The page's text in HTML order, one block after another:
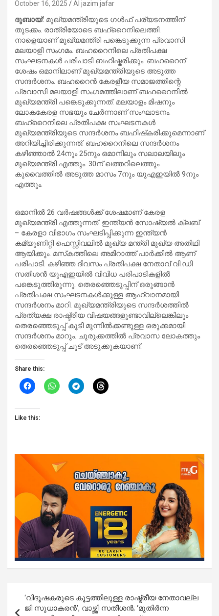
October 16, 2025 Al jazim jafar
ദുബായ്: മുഖ്യമന്ത്രിയുടെ ഗള്‍ഫ് പര്യടനത്തിന്
തുടക്കം. രാത്രിയോടെ ബഹ്റൈനിലെത്തി.
നാളെയാണ് മുഖ്യമന്ത്രി പങ്കെടുക്കുന്ന പ്രവാസി
മലയാളി സംഗമം. ബഹറൈനിലെ പ്രതിപക്ഷ
സംഘടനകൾ പരിപാടി ബഹിഷ്കരിക്കും. ബഹറൈന്
ശേഷം ഒമാനിലാണ് മുഖ്യമന്ത്രിയുടെ അടുത്ത
സന്ദർശനം. ബഹറൈൻ കേരളീയ സമാജത്തിന്റെ
പ്രവാസി മലയാളി സംഗമത്തിലാണ് ബഹറൈനിൽ
മുഖ്യമന്ത്രി പങ്കെടുക്കുന്നത്. മലയാളം മിഷനും
ലോകകേരള സഭയും ചേർന്നാണ് സംഘാടനം.
ബഹ്‌റൈനിലെ പ്രതിപക്ഷ സംഘടനകൾ
മുഖ്യമന്ത്രിയുടെ സന്ദർശനം ബഹിഷ്‌കരിക്കുമെന്നാണ്
അറിയിച്ചിരിക്കുന്നത്. ബഹറൈനിലെ സന്ദർശനം
കഴിഞ്ഞാൽ 24നും 25നും ഒമാനിലും സലാലയിലും
മുഖ്യമന്ത്രി എത്തും. 30ന് ഖത്തറിലെത്തും.
കുവൈത്തിൽ അടുത്ത മാസം 7നും യുഎഇയിൽ 9നും
എത്തും.
ഒമാനിൽ 26 വർഷങ്ങൾക്ക് ശേഷമാണ് കേരള
മുഖ്യമന്ത്രി എത്തുന്നത്. ഇന്ത്യൻ സോഷ്യൽ ക്ലബ്
– കേരളാ വിഭാഗം സംഘടിപ്പിക്കുന്ന ഇന്ത്യൻ
കമ്യുണിറ്റി ഫെസ്റ്റിവലിൽ മുഖ്യ മന്ത്രി മുഖ്യ അതിഥി
ആയിക്കും. മസ്‌കത്തിലെ അമിറാത്ത് പാർക്കിൽ ആണ്
പരിപാടി. കഴിഞ്ഞ ദിവസം പ്രതിപക്ഷ നേതാവ് വി.ഡി
സതീശൻ യുഎഇയിൽ വിവിധ പരിപാടികളിൽ
പങ്കെടുത്തിരുന്നു. തെരഞ്ഞെടുപ്പിന് ഒരുങ്ങാൻ
പ്രതിപക്ഷ സംഘടനകൾക്കുള്ള ആഹ്വാനമായി
സന്ദർശനം മാറി. മുഖ്യമന്ത്രിയുടെ സന്ദർശത്തിൽ
പ്രത്യക്ഷ രാഷ്ട്രീയ വിഷയങ്ങളുണ്ടാവില്ലെങ്കിലും
തെരഞ്ഞെടുപ്പ് കൂടി മുന്നിൽക്കണ്ടുള്ള ഒരുക്കമായി
സന്ദർശനം മാറും. ചുരുക്കത്തിൽ പ്രവാസ ലോകത്തും
തെരഞ്ഞെടുപ്പ് ചൂട് അടുക്കുകയാണ്.
Share this:
Like this:
navigation
‘വിദൂഷകരുടെ കൂട്ടത്തിലുള്ള രാഷ്ട്രീയ നേതാവല്ല
ജി സുധാകരൻ’, വാഴ്ത്തി സതീശൻ; ‘മുതിർന്ന